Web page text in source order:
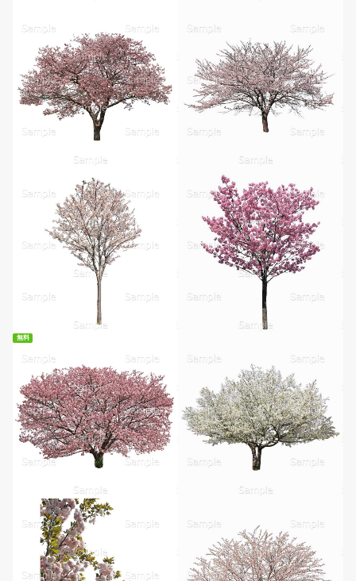
無料
無料ダウンロード